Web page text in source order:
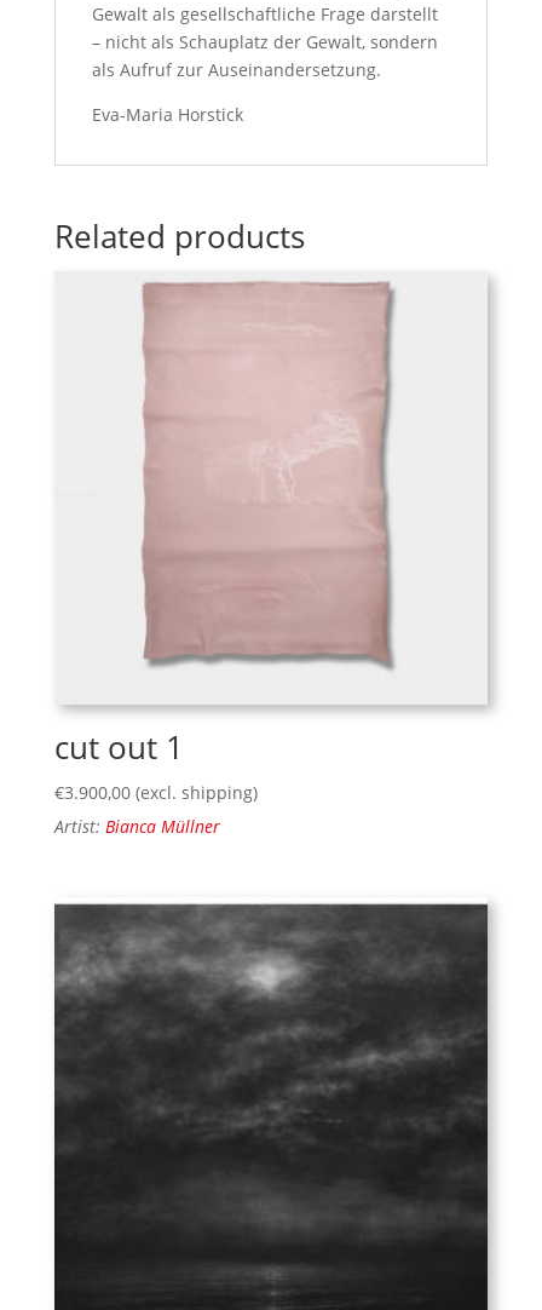
Gewalt als gesellschaftliche Frage darstellt
– nicht als Schauplatz der Gewalt, sondern
als Aufruf zur Auseinandersetzung.
Eva-Maria Horstick
Related products
cut out 1
€3.900,00 (excl. shipping)
Artist: Bianca Müllner